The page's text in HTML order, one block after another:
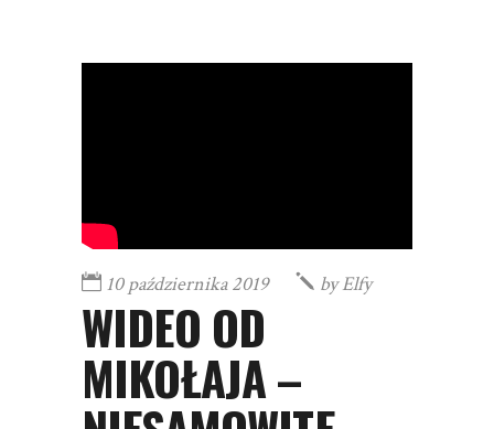
10 października 2019 byElfy
WIDEO OD
MIKOŁAJA –